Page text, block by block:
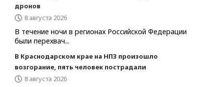
дронов
8 августа 2026
В течение ночи в регионах Российской Федерации
были перехвач...
В Краснодарском крае на НПЗ произошло
возгорание, пять человек пострадали
8 августа 2026